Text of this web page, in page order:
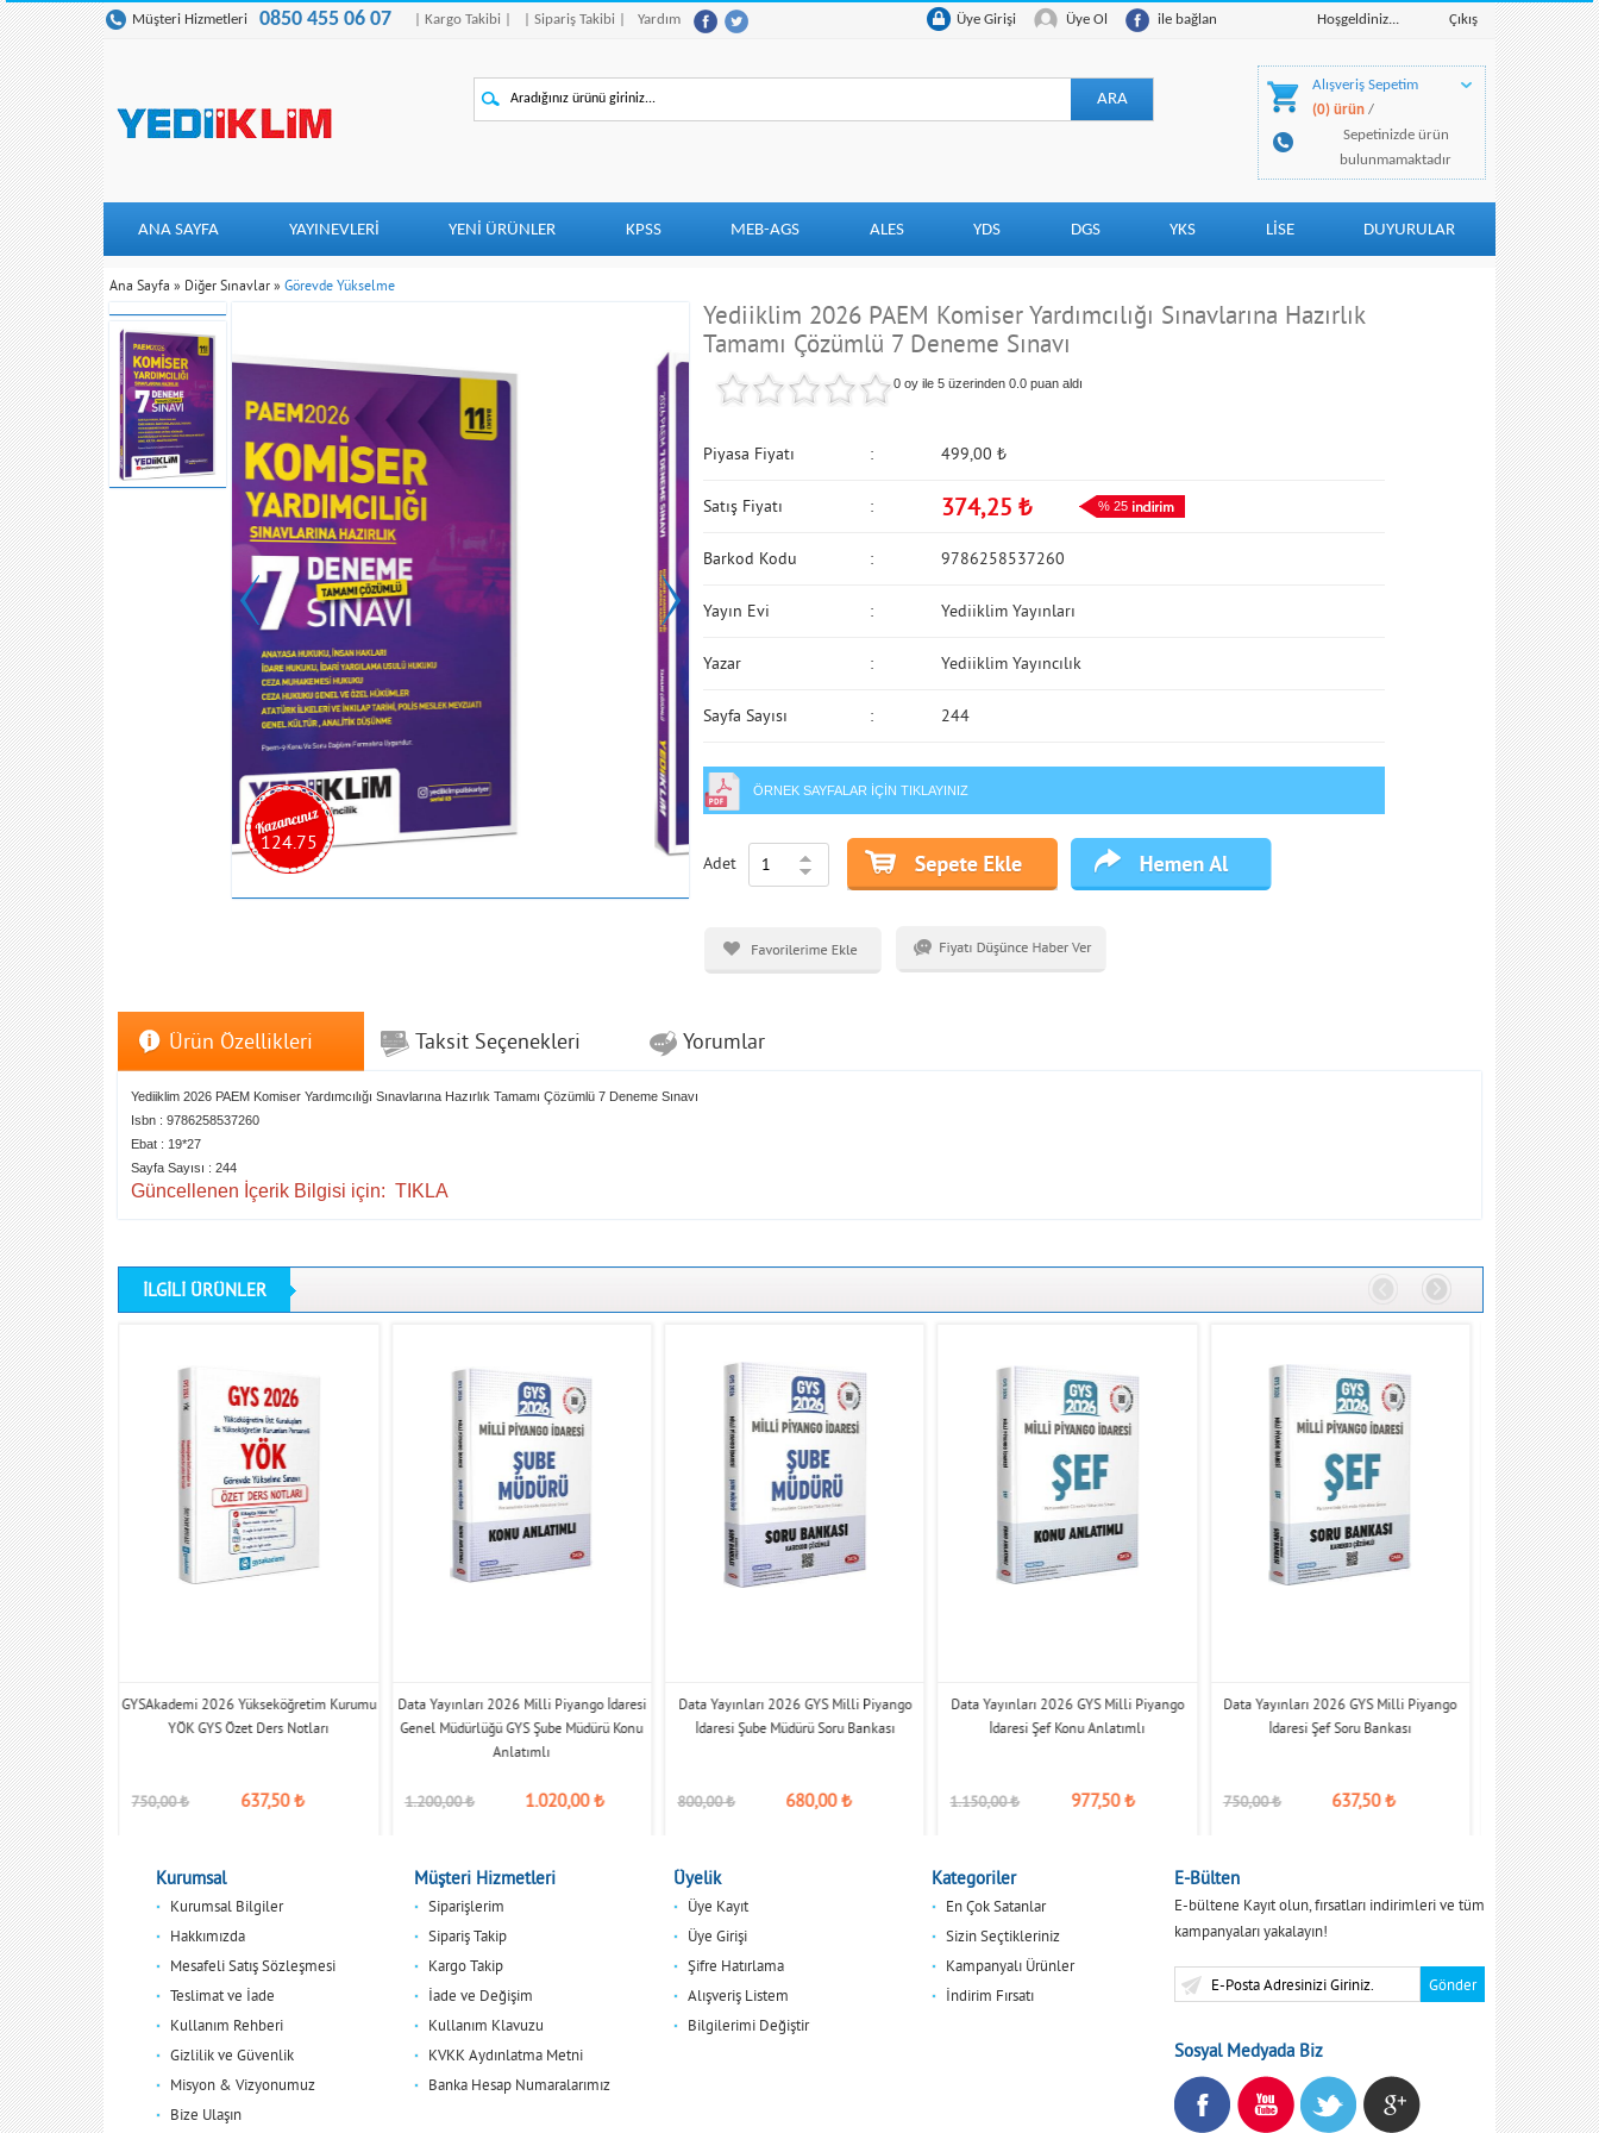
Müşteri Hizmetleri 0850 455 06 07 | Kargo Takibi | | Sipariş Takibi | Yardım Çıkış
Hoşgeldiniz...
ile bağlan
Üye Ol
Üye Girişi
Alışveriş Sepetim
(0) ürün /
Sepetinizde ürün
bulunmamaktadır
ANA SAYFA YAYINEVLERİ YENI ÜRÜNLER KPSS MEB-AGS ALES YDS DGS YKS LİSE DUYURULAR
Ana Sayfa » Diğer Sınavlar » Görevde Yükselme
124.75
Yediiklim 2026 PAEM Komiser Yardımcılığı Sınavlarına Hazırlık
Tamamı Çözümlü 7 Deneme Sınavı
0 oy ile 5 üzerinden 0.0puan aldı
Piyasa Fiyatı 499,00 ₺
Satış Fiyatı 374,25 ₺ % 25
Barkod Kodu 9786258537260
Yayın Evi Yediiklim Yayınları
Yazar Yediiklim Yayıncılık
Sayfa Sayısı 244
ÖRNEK SAYFALAR IÇIN TIKLAYINIZ
Adet
Ürün Özellikleri Taksit Seçenekleri Yorumlar
Yediiklim 2026 PAEM Komiser Yardımcılığı Sınavlarına Hazırlık Tamamı Çözümlü 7 Deneme Sınavı
Isbn : 9786258537260
Ebat : 19*27
Sayfa Sayısı : 244
Güncellenen İçerik Bilgisi için:TIKLA
İLGİLİ ÜRÜNLER
Piyango İdaresi
Müdürü Konu
₺
GYSAkademi 2026 Yükseköğretim Kurumu
YÖK GYS Özet Ders Notları
750,00₺ 637,50₺
Data Yayınları 2026 Milli Piyango İdaresi
Genel Müdürlüğü GYS Şube Müdürü Konu
Anlatımlı
1.200,00₺ 1.020,00₺
Data Yayınları 2026 GYS Milli Piyango
İdaresi Şube Müdürü Soru Bankası
800,00₺ 680,00₺
Data Yayınları 2026 GYS Milli Piyango
İdaresi Şef Konu Anlatımlı
1.150,00₺ 977,50₺
Data Yayınları 2026 GYS Milli Piyango
İdaresi Şef Soru Bankası
750,00₺ 637,50₺
Data Yayınları
650,00₺
Kurumsal
Kurumsal Bilgiler
Hakkımızda
Mesafeli Satış Sözleşmesi
Teslimat ve İade
Kullanım Rehberi
Gizlilik ve Güvenlik
Misyon & Vizyonumuz
Bize Ulaşın
Müşteri Hizmetleri
Siparişlerim
Sipariş Takip
Kargo Takip
İade ve Değişim
Kullanım Klavuzu
KVKK Aydınlatma Metni
Banka Hesap Numaralarımız
Üyelik
Üye Kayıt
Üye Girişi
Şifre Hatırlama
Alışveriş Listem
Bilgilerimi Değiştir
Kategoriler
En Çok Satanlar
Sizin Seçtikleriniz
Kampanyalı Ürünler
İndirim Fırsatı
E-Bülten
E-bültene Kayıt olun, fırsatları indirimleri ve tüm
kampanyaları yakalayın!
Sosyal Medyada Biz